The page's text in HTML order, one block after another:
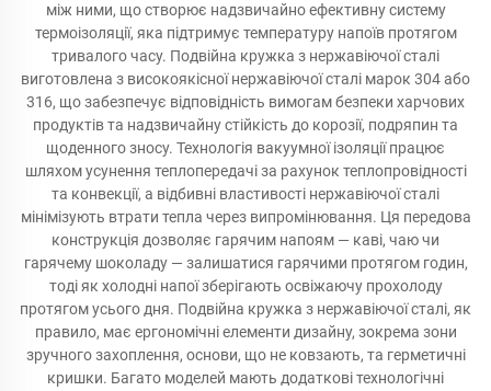
між ними, що створює надзвичайно ефективну систему
термоізоляції, яка підтримує температуру напоїв протягом
тривалого часу. Подвійна кружка з нержавіючої сталі
виготовлена з високоякісної нержавіючої сталі марок 304 або
316, що забезпечує відповідність вимогам безпеки харчових
продуктів та надзвичайну стійкість до корозії, подряпин та
щоденного зносу. Технологія вакуумної ізоляції працює
шляхом усунення теплопередачі за рахунок теплопровідності
та конвекції, а відбивні властивості нержавіючої сталі
мінімізують втрати тепла через випромінювання. Ця передова
конструкція дозволяє гарячим напоям — каві, чаю чи
гарячему шоколаду — залишатися гарячими протягом годин,
тоді як холодні напої зберігають освіжаючу прохолоду
протягом усього дня. Подвійна кружка з нержавіючої сталі, як
правило, має ергономічні елементи дизайну, зокрема зони
зручного захоплення, основи, що не ковзають, та герметичні
кришки. Багато моделей мають додаткові технологічні